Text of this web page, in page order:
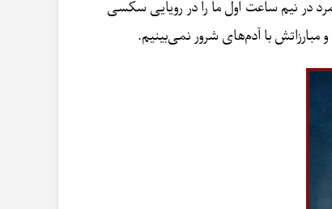
در نیم ‌ساعت اول ما را در رویایی سکسی
با آدم‌های شرور نمی‌بینیم.